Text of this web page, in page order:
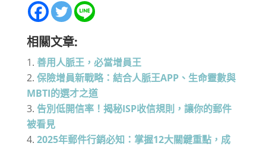
相關文章:
善用人脈王，必當增員王
保險增員新戰略：結合人脈王APP、生命靈數與
MBTI的選才之道
告別低開信率！揭秘ISP收信規則，讓你的郵件
被看見
2025年郵件行銷必知：掌握12大關鍵重點，成